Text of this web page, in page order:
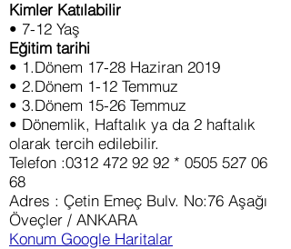
Kimler Katılabilir
• 7-12 Yaş
Eğitim tarihi
• 1.Dönem 17-28 Haziran 2019
• 2.Dönem 1-12 Temmuz
• 3.Dönem 15-26 Temmuz
• Dönemlik, Haftalık ya da 2 haftalık
olarak tercih edilebilir.
Telefon :0312 472 92 92 * 0505 527 06
68
Adres : Çetin Emeç Bulv. No:76 Aşağı
Öveçler / ANKARA
Konum Google Haritalar